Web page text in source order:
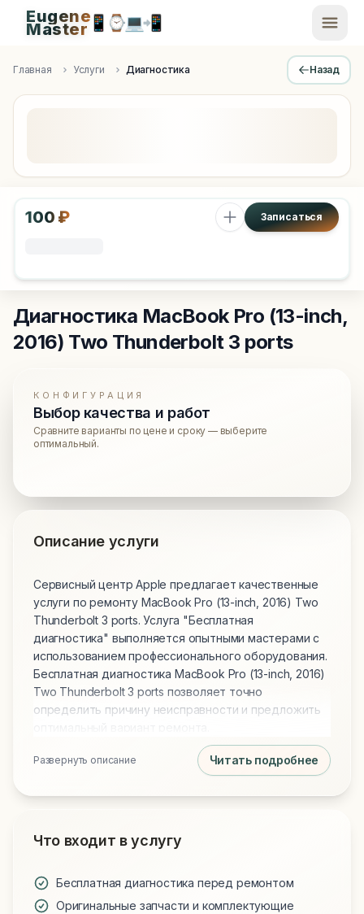
Apple Diagnostics & Engineering Authority in Saint
Eugene
Master📱 ⌚💻📲
Главная Услуги Диагностика Назад
100 ₽ Записаться
Диагностика MacBook Pro (13-inch,
2016) Two Thunderbolt 3 ports
КОНФИГУРАЦИЯ
Выбор качества и работ
Сравните варианты по цене и сроку — выберите
оптимальный.
Описание услуги
Сервисный центр Apple предлагает качественные
услуги по ремонту MacBook Pro (13-inch, 2016) Two
Thunderbolt 3 ports. Услуга "Бесплатная
диагностика" выполняется опытными мастерами с
использованием профессионального оборудования.
Бесплатная диагностика MacBook Pro (13-inch, 2016)
Two Thunderbolt 3 ports позволяет точно
определить причину неисправности и предложить
Развернуть описание Читать подробнее
Что входит в услугу
Бесплатная диагностика перед ремонтом
Оригинальные запчасти и комплектующие